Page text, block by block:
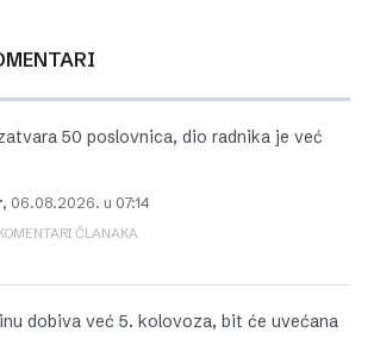
50 poslovnica, dio radnika je već
, 06.08.2026. u 07:14
ČLANAKA
dobiva već 5. kolovoza, bit će uvećana